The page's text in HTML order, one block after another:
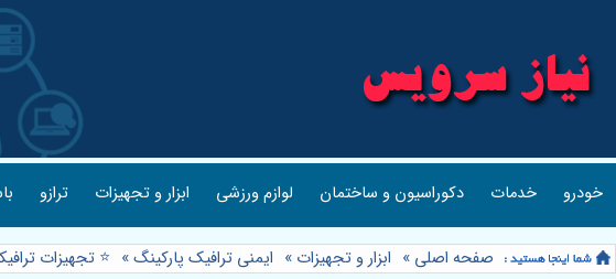
خودرو خدمات دکوراسیون و ساختمان لوازم ورزشی ابزار و تجهیزات ترازو
صفحه اصلی » ابزار و تجهیزات » ایمنی ترافیک پارکینگ» ⭐️ تجهیزات